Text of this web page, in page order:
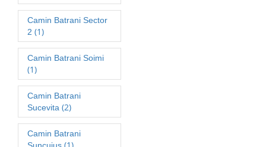
Camin Batrani Sector
2 (1)
Camin Batrani Soimi
(1)
Camin Batrani
Sucevita (2)
Camin Batrani